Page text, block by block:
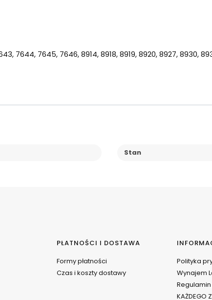
7644, 7645, 7646, 8914, 8918, 8919, 8920, 8927, 8930,
Stan
PŁATNOŚCI I DOSTAWA
Formy płatności
Czas i koszty dostawy
Polityka
Wynajem
Regulamin
KAŻDEGO